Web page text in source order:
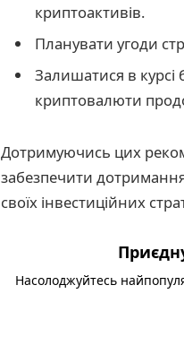
криптоактивів.
Планувати угоди
Залишатися в курсі
криптовалюти
Дотримуючись цих
забезпечити дотримання
своїх інвестиційних
Насолоджуйтесь